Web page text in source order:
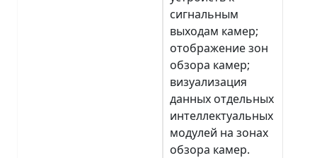
сигнальным
выходам камер;
отображение зон
обзора камер;
визуализация
данных отдельных
интеллектуальных
модулей на зонах
обзора камер.